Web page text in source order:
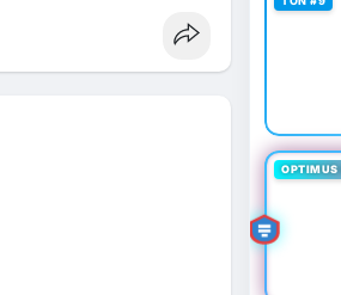
#cashout #sendmoney
OPTIMUS